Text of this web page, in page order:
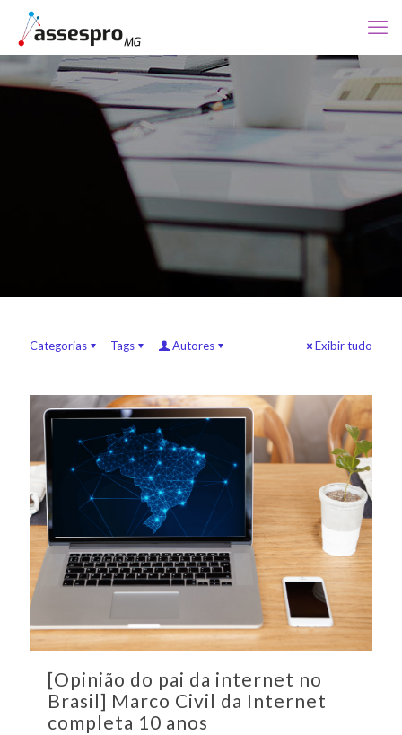
Categorias Tags Autores Exibir tudo
[Opinião do pai da internet no
Brasil] Marco Civil da Internet
completa 10 anos